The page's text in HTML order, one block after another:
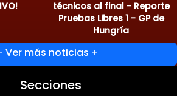
técnicos al final - Reporte
Pruebas Libres 1 - GP de
Hungría
Ver más noticias +
Secciones